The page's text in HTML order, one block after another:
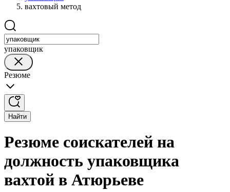
вахтовый метод
упаковщик
Резюме
Найти
Резюме соискателей на
должность упаковщика
вахтой в Атюрьеве